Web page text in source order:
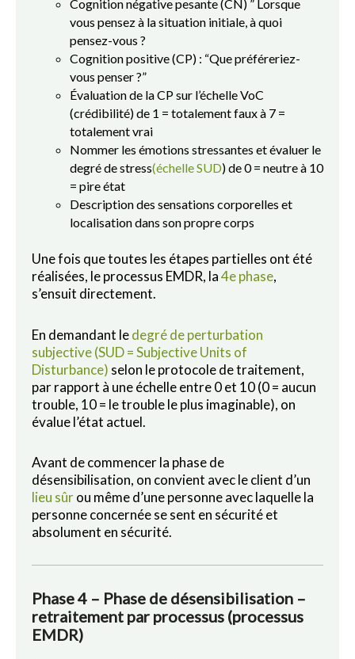
Cognition négative pesante (CN) ” Lorsque
vous pensez à la situation initiale, à quoi
pensez-vous ?
Cognition positive (CP) : “Que préféreriez-
vous penser ?”
Évaluation de la CP sur l’échelle VoC
(crédibilité) de 1 = totalement faux à 7 =
totalement vrai
Nommer les émotions stressantes et évaluer le
degré de stress(échelle SUD) de 0 = neutre à 10
= pire état
Description des sensations corporelles et
localisation dans son propre corps
Une fois que toutes les étapes partielles ont été
réalisées, le processus EMDR, la4e phase,
s’ensuit directement.
En demandant ledegré de perturbation
subjective (SUD = Subjective Units of
Disturbance) selon le protocole de traitement,
par rapport à une échelle entre 0 et 10 (0 = aucun
trouble, 10 = le trouble le plus imaginable), on
évalue l’état actuel.
Avant de commencer la phase de
désensibilisation, on convient avec le client d’un
lieu sûrou même d’une personne avec laquelle la
personne concernée se sent en sécurité et
absolument en sécurité.
Phase 4 – Phase de désensibilisation –
retraitement par processus (processus
EMDR)